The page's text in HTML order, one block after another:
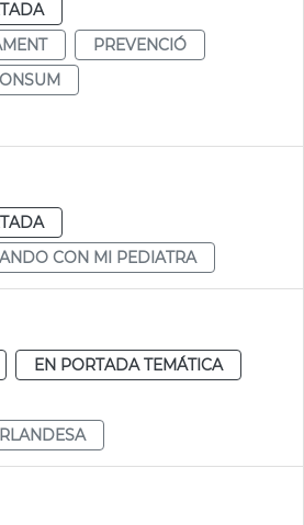
PREVENCIÓ
CON MI PEDIATRA
EN PORTADA TEMÁTICA